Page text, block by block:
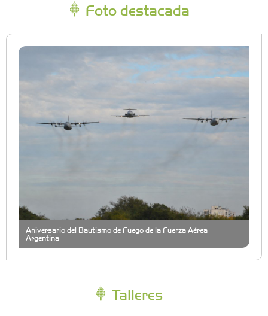
Foto destacada
Aniversario del Bautismo de Fuego de la Fuerza Aérea
Argentina
Talleres